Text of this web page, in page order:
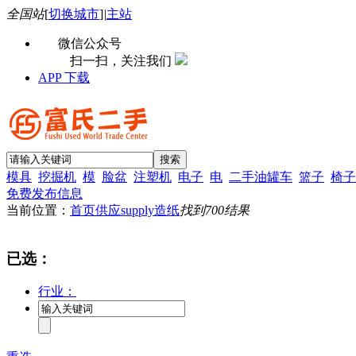
全国站[切换城市]|主站
微信公众号
扫一扫，关注我们
APP 下载
模具 挖掘机 模 脸盆 注塑机 电子 电 二手油罐车 篮子 椅
免费发布信息
当前位置： 首页供应supply造纸找到700结果
已选：
行业：